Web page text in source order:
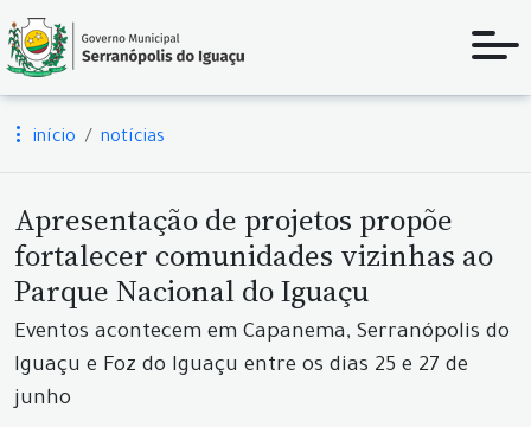
início notícias
Apresentação de projetos propõe
fortalecer comunidades vizinhas ao
Parque Nacional do Iguaçu
Eventos acontecem em Capanema, Serranópolis do
Iguaçu e Foz do Iguaçu entre os dias 25 e 27 de
junho